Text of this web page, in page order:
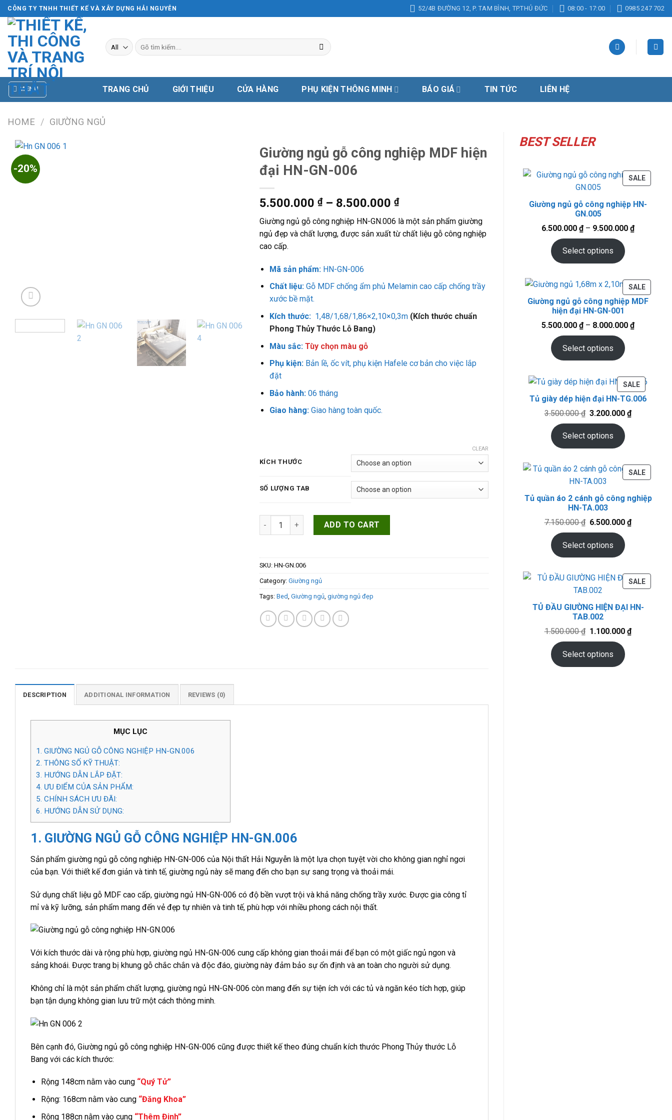
Skip
to
content
CÔNG TY TNHH THIẾT KẾ VÀ XÂY DỰNG HẢI NGUYỄN 52/4B ĐƯỜNG 12, P. TAM BÌNH, TP.THỦ ĐỨC 08:00 - 17:00 0985 247 702
Search
for:
MENU TRANG CHỦ GIỚI THIỆU CỬA HÀNG PHỤ KIỆN THÔNG MINH BÁO GIÁ TIN TỨC LIÊN HỆ
HOME / GIƯỜNG NGỦ
BEST SELLER
SALE
ON
Giường ngủ gỗ công nghiệp HN-
GN.005
6.500.000 ₫– 9.500.000 ₫
Select options
SALE
ON
Giường ngủ gỗ công nghiệp MDF
hiện đại HN-GN-001
5.500.000 ₫– 8.000.000 ₫
Select options
SALE
ON
Tủ giày dép hiện đại HN-TG.006
3.500.000₫ Original
3.500.000 ₫.
3.200.000₫Current
price
Select options
SALE
ON
SALE
Tủ quần áo 2 cánh gỗ công nghiệp
HN-TA.003
7.150.000₫ Original
7.150.000 ₫.
6.500.000₫Current
price
Select options
SALE
TỦ ĐẦU GIƯỜNG HIỆN ĐẠI HN-
TAB.002
1.500.000₫ Original
1.500.000 ₫.
1.100.000₫Current
Select options
-20%
Giường ngủ gỗ công nghiệp MDF hiện
đại HN-GN-006
5.500.000 ₫– 8.500.000 ₫
Giường ngủ gỗ công nghiệp HN-GN.006 là một sản phẩm giường
ngủ đẹp và chất lượng, được sản xuất từ chất liệu gỗ công nghiệp
cao cấp.
Mã sản phẩm: HN-GN-006
Chất liệu: Gỗ MDF chống ẩm phủ Melamin cao cấp chống trầy
xước bề mặt.
Kích thước: 1,48/1,68/1,86×2,10×0,3m (Kích thước chuẩn
Phong Thủy Thước Lỗ Bang)
Màu sắc:Tùy chọn màu gỗ
Phụ kiện: Bản lề, ốc vít, phụ kiện Hafele cơ bản cho việc lắp
đặt
Bảo hành: 06 tháng
Giao hàng: Giao hàng toàn quốc.
KÍCH THƯỚC
SỐ LƯỢNG TAB
CLEAR
Giường ngủ gỗ công nghiệp MDF hiện đại HN-GN-006 quantity
ADD TO CART
SKU: HN-GN.006
Category: Giường ngủ
Tags: Bed Giường ngủ, giường ngủ đẹp
DESCRIPTION ADDITIONAL INFORMATION REVIEWS (0)
MỤC LỤC
1. GIƯỜNG NGỦ GỖ CÔNG NGHIỆP HN-GN.006
2. THÔNG SỐ KỸ THUẬT:
3. HƯỚNG DẪN LẮP ĐẶT:
4. ƯU ĐIỂM CỦA SẢN PHẨM:
5. CHÍNH SÁCH ƯU ĐÃI:
6. HƯỚNG DẪN SỬ DỤNG:
1. GIƯỜNG NGỦ GỖ CÔNG NGHIỆP HN-GN.006
Sản phẩm giường ngủ gỗ công nghiệp HN-GN-006 của Nội thất Hải Nguyễn là một lựa chọn tuyệt vời cho không gian nghỉ ngơi
của bạn. Với thiết kế đơn giản và tinh tế, giường ngủ này sẽ mang đến cho bạn sự sang trọng và thoải mái.
Sử dụng chất liệu gỗ MDF cao cấp, giường ngủ HN-GN-006 có độ bền vượt trội và khả năng chống trầy xước. Được gia công tỉ
mỉ và kỹ lưỡng, sản phẩm mang đến vẻ đẹp tự nhiên và tinh tế, phù hợp với nhiều phong cách nội thất.
Với kích thước dài và rộng phù hợp, giường ngủ HN-GN-006 cung cấp không gian thoải mái để bạn có một giấc ngủ ngon và
sảng khoái. Được trang bị khung gỗ chắc chắn và độc đáo, giường này đảm bảo sự ổn định và an toàn cho người sử dụng.
Không chỉ là một sản phẩm chất lượng, giường ngủ HN-GN-006 còn mang đến sự tiện ích với các tủ và ngăn kéo tích hợp, giúp
bạn tận dụng không gian lưu trữ một cách thông minh.
Bên cạnh đó, Giường ngủ gỗ công nghiệp HN-GN-006 cũng được thiết kế theo đúng chuẩn kích thước Phong Thủy thước Lỗ
Bang với các kích thước:
Rộng 148cm nằm vào cung “Quý Tử”
Rộng: 168cm nằm vào cung “Đăng Khoa”
Rộng 188cn nằm vào cung “Thêm Đinh”